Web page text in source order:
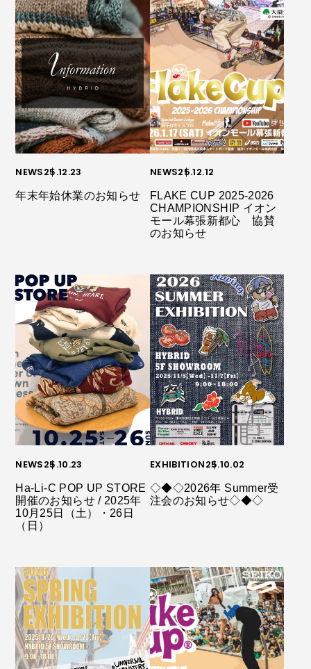
NEWS25.12.23
年末年始休業のお知らせ
NEWS25.12.12
FLAKE CUP 2025-2026
CHAMPIONSHIP イオン
モール幕張新都心 協賛
のお知らせ
NEWS25.10.23
Ha-Li-C POP UP STORE
開催のお知らせ / 2025年
10月25日（土）・26日
（日）
EXHIBITION25.10.02
◇◆◇2026年 Summer受
注会のお知らせ◇◆◇